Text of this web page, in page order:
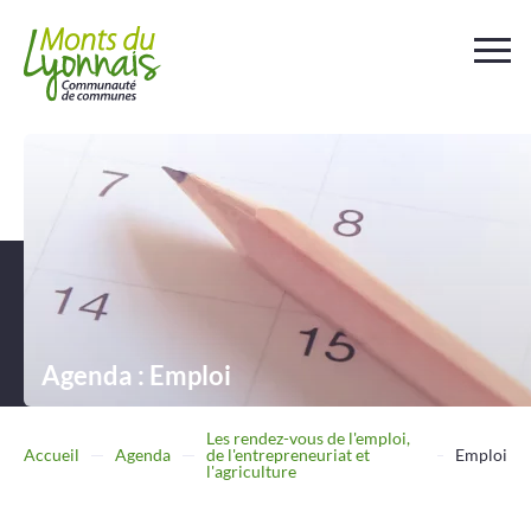
Agenda : Emploi
Accueil Agenda
Les rendez-vous de l'emploi,
de l'entrepreneuriat et
l'agriculture
Emploi
Déchets et
TravaillerEntreprendre